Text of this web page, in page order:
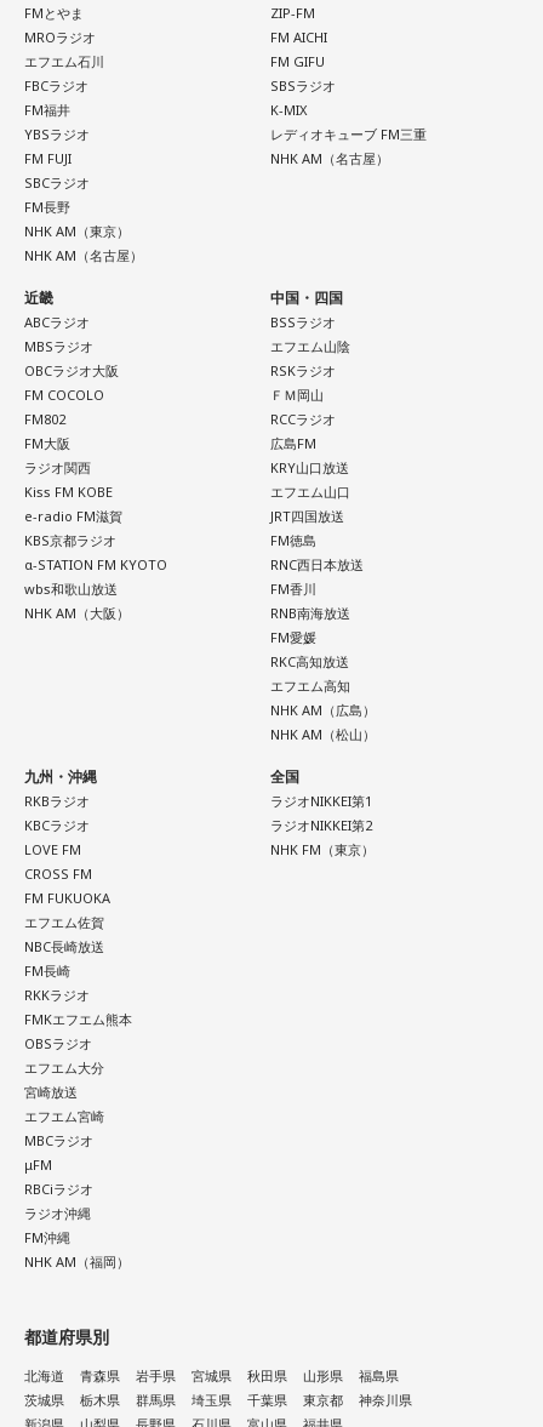
FMとやま
MROラジオ
エフエム石川
FBCラジオ
FM福井
YBSラジオ
FM FUJI
SBCラジオ
FM長野
NHK AM（東京）
NHK AM（名古屋）
ZIP-FM
FM AICHI
FM GIFU
SBSラジオ
K-MIX
レディオキューブ FM三重
NHK AM（名古屋）
近畿
ABCラジオ
MBSラジオ
OBCラジオ大阪
FM COCOLO
FM802
FM大阪
ラジオ関西
Kiss FM KOBE
e-radio FM滋賀
KBS京都ラジオ
α-STATION FM KYOTO
wbs和歌山放送
NHK AM（大阪）
中国・四国
BSSラジオ
エフエム山陰
RSKラジオ
ＦＭ岡山
RCCラジオ
広島FM
KRY山口放送
エフエム山口
JRT四国放送
FM徳島
RNC西日本放送
FM香川
RNB南海放送
FM愛媛
RKC高知放送
エフエム高知
NHK AM（広島）
NHK AM（松山）
九州・沖縄
RKBラジオ
KBCラジオ
LOVE FM
CROSS FM
FM FUKUOKA
エフエム佐賀
NBC長崎放送
FM長崎
RKKラジオ
FMKエフエム熊本
OBSラジオ
エフエム大分
宮崎放送
エフエム宮崎
MBCラジオ
μFM
RBCiラジオ
ラジオ沖縄
FM沖縄
NHK AM（福岡）
全国
ラジオNIKKEI第1
ラジオNIKKEI第2
NHK FM（東京）
都道府県別
北海道 青森県 岩手県 宮城県 秋田県 山形県
福島県
茨城県
栃木県 群馬県 埼玉県 千葉県 東京都
神奈川県